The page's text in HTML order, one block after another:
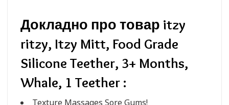
Докладно про товар itzy
ritzy, Itzy Mitt, Food Grade
Silicone Teether, 3+ Months,
Whale, 1 Teether :
Texture Massages Sore Gums!